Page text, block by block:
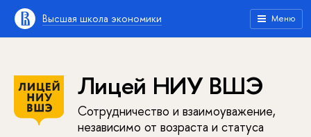
Высшая школа экономики Меню
Лицей НИУ ВШЭ
Сотрудничество и взаимоуважение,
независимо от возраста и статуса